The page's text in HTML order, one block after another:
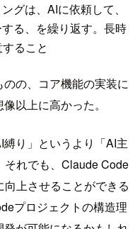
グは、AIに依頼して、
る、を繰り返す。長時
ること
の、コア機能の実装に
以上に高かった。
り」というより「AI主
それでも、Claude Code
上させることができる
プロジェクトの構造理